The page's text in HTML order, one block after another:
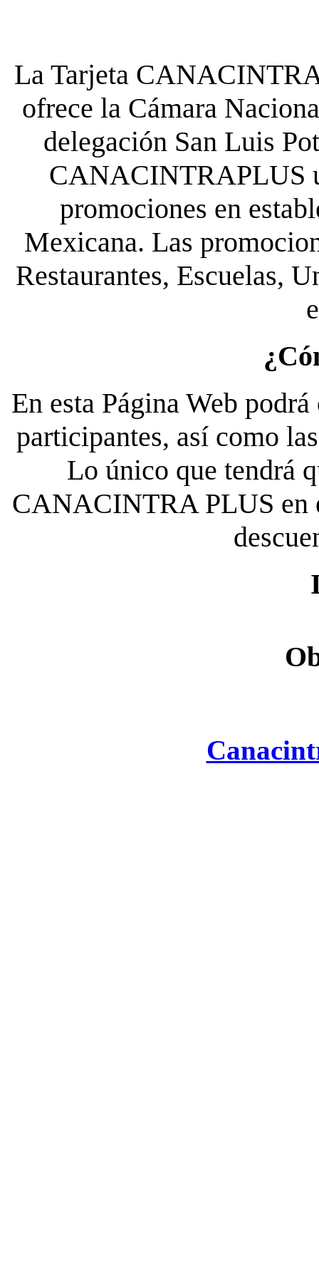
La Tarjeta
ofrece la Cámara
delegación San Luis
CANACINTRAPLUS
promociones en
Mexicana. Las
Restaurantes, Escuelas,
En esta Página Web
participantes, así como
Lo único que tendrá
CANACINTRA PLUS en